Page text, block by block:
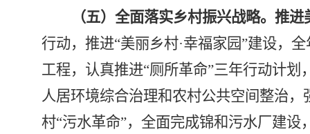
（五）全面落实乡村振兴战略。 推进
行动，推进“美丽乡村·幸福家园”建设，全
工程，认真推进“厕所革命”三年行动计划
人居环境综合治理和农村公共空间整治
村“污水革命”，全面完成锦和污水厂建设